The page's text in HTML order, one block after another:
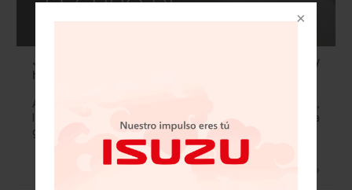
JAC quiere proteger a México con un seguro de vida y
hospitalización sin costo
Al apartar un vehículo con 10 mil pesos a través de jac.mx,
la marca regalará un seguro de hospitalización y de vida
gratis con vigencia de un año aun cuando…
Leer más »